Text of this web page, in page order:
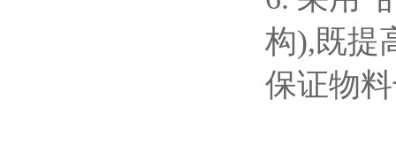
构),既提
保证物